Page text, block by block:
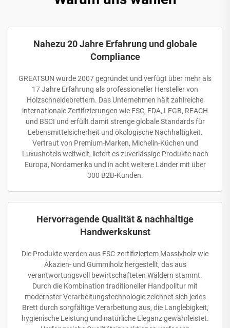
Nahezu 20 Jahre Erfahrung und globale
Compliance
GREATSUN wurde 2007 gegründet und verfügt über mehr als
17 Jahre Erfahrung als professioneller Hersteller von
Holzschneidebrettern. Das Unternehmen hält zahlreiche
internationale Zertifizierungen wie FSC, FDA, LFGB, REACH
und BSCI und erfüllt damit strenge globale Standards für
Lebensmittelsicherheit und ökologische Nachhaltigkeit.
Vertraut von Premium-Marken, Michelin-Küchen und
Luxushotels weltweit, liefert es zuverlässige Produkte nach
Europa, Nordamerika und in acht weitere Länder mit über
300 B2B-Kunden.
Hervorragende Qualität & nachhaltige
Handwerkskunst
Die Produkte werden aus FSC-zertifiziertem Massivholz wie
Akazien- und Gummiholz hergestellt, das aus
verantwortungsvoll bewirtschafteten Wäldern stammt.
Durch die Kombination traditioneller Handpolitur mit
modernster Verarbeitungstechnologie zeichnet sich jedes
Brett durch sorgfältige Verarbeitung aus, die Langlebigkeit,
hygienische Leistung und natürliche Eleganz gewährleistet.